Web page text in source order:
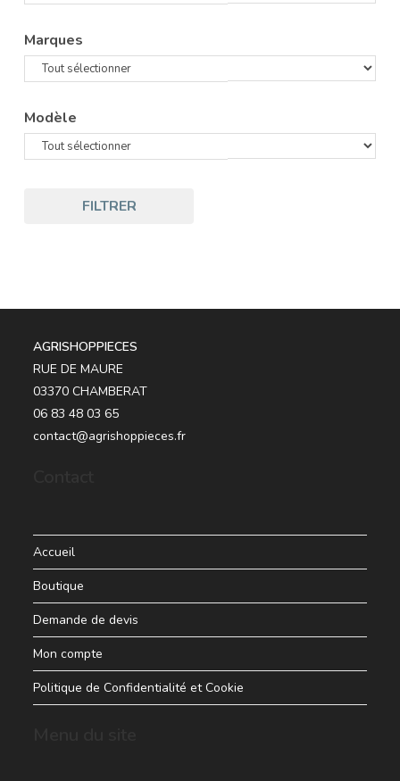
Marques
Modèle
FILTRER
AGRISHOPPIECES
RUE DE MAURE
03370 CHAMBERAT
06 83 48 03 65
contact@agrishoppieces.fr
Accueil
Boutique
Demande de devis
Mon compte
Politique de Confidentialité et Cookie